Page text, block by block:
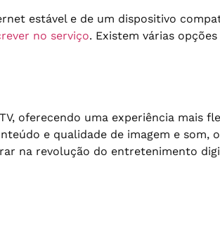
estável e de um dispositivo
no serviço. Existem várias
oferecendo uma experiência mais
e qualidade de imagem e som, o
na revolução do entretenimento